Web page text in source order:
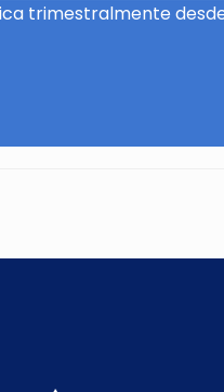
trimestralmente